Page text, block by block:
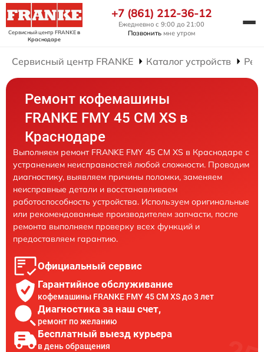
Сервисный центр FRANKEв
Краснодаре
+7 (861) 212-36-12
Ежедневно с 9:00 до 21:00
Позвонить мне утром
Сервисный центр FRANKE Каталог устройств
Ремонт кофемашины
FRANKE FMY 45 CM XS в
Краснодаре
Выполняем ремонт FRANKE FMY 45 CM XS в Краснодаре с
устранением неисправностей любой сложности. Проводим
диагностику, выявляем причины поломки, заменяем
неисправные детали и восстанавливаем
работоспособность устройства. Используем оригинальные
или рекомендованные производителем запчасти, после
ремонта выполняем проверку всех функций и
предоставляем гарантию.
Официальный сервис
Гарантийное обслуживание
кофемашины FRANKE FMY 45 CM XS до 3 лет
Диагностика за наш счет,
ремонт по желанию
Бесплатный выезд курьера
в день обращения